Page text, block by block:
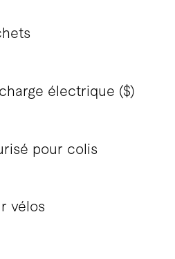
électrique ($)
pour colis
vélos